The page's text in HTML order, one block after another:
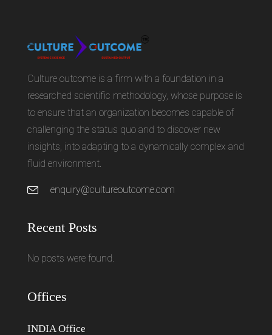
Culture outcome is a firm with a foundation in a
researched scientific methodology, whose purpose is
to ensure that an organization becomes capable of
challenging the status quo and to discover new
insights, into adapting to a dynamically complex and
fluid environment.
enquiry@cultureoutcome.com
Recent Posts
No posts were found.
Offices
INDIA Office